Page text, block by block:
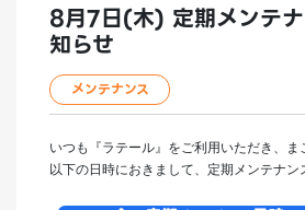
8月7日(木) 定期メンテ
知らせ
メンテナンス
いつも『ラテール』をご利用いただき、ま
以下の日時におきまして、定期メンテナン